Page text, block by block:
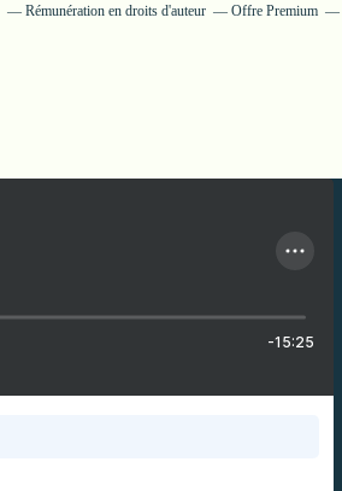
Rémunération en droits d'auteur Offre Premium
-15:25